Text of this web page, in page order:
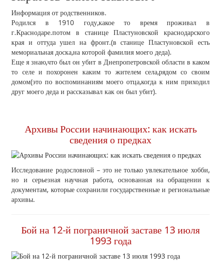
Информация от родственников.
Родился в 1910 году,какое то время проживал в
г.Краснодаре.потом в станице Пластуновской краснодарского
края и оттуда ушел на фронт.(в станице Пластуновской есть
мемориальная доска,на которой фамилия моего деда).
Еще я знаю,что был он убит в Днепропетровской области в каком
то селе и похоронен каким то жителем села,рядом со своим
домом(это по воспоминаниям моего отца,когда к ним приходил
друг моего деда и рассказывал как он был убит).
Архивы России начинающих: как искать
сведения о предках
Исследование родословной – это не только увлекательное хобби,
но и серьезная научная работа, основанная на обращении к
документам, которые сохранили государственные и региональные
архивы.
Бой на 12-й пограничной заставе 13 июля
1993 года